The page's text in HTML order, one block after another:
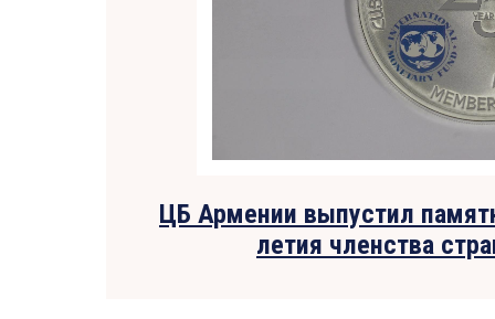
ЦБ Армении выпустил
летия членства